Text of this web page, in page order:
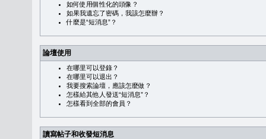
如何使用個性化的頭像？
如果我遺忘了密碼，我該怎麼辦？
什麼是“短消息”？
論壇使用
在哪里可以登錄？
在哪里可以退出？
我要搜索論壇，應該怎麼做？
怎樣給其他人發送“短消息”？
怎樣看到全部的會員？
讀寫帖子和收發短消息